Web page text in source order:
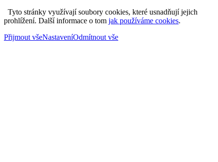
Tyto stránky využívají soubory cookies, které usnadňují jejich
prohlížení. Další informace o tom jak používáme cookies.
Přijmout všeNastaveníOdmítnout vše